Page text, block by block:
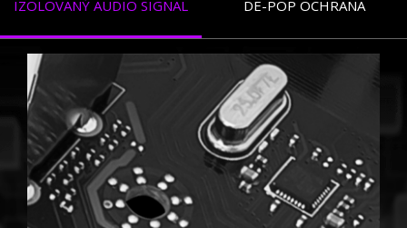
IZOLOVANÝ AUDIO SIGNAL DE-POP OCHRANA